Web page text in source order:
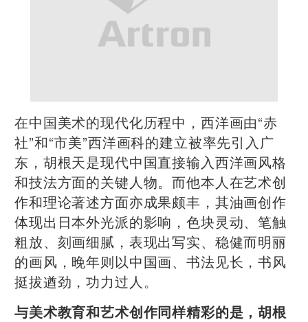
在中国美术的现代化历程中，西洋画由“赤
社”和“市美”西洋画科的建立被率先引入广
东，胡根天是现代中国直接输入西洋画风格
和技法方面的关键人物。而他本人在艺术创
作和理论著述方面亦成果颇丰，其油画创作
体现出日本外光派的影响，色块灵动、笔触
粗放、刻画细腻，表现出写实、稳健而明丽
的画风，晚年则以中国画、书法见长，书风
挺拔遒劲，功力过人。
与美术教育和艺术创作同样精彩的是，胡根